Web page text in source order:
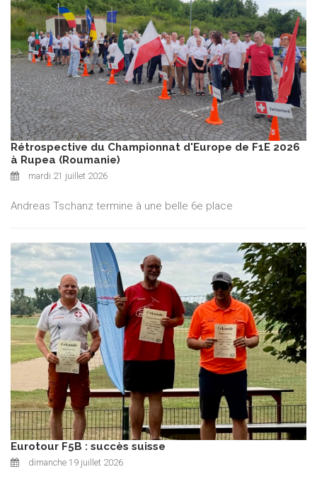
Rétrospective du Championnat d'Europe de F1E 2026
à Rupea (Roumanie)
mardi 21 juillet 2026
Andreas Tschanz termine à une belle 6e place
Eurotour F5B : succès suisse
dimanche 19 juillet 2026